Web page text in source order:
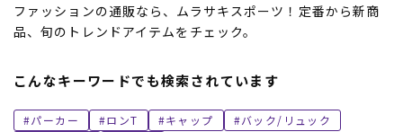
ファッションの通販なら、ムラサキスポーツ！定番から新商
品、旬のトレンドアイテムをチェック。
こんなキーワードでも検索されています
パーカー ロンT キャップ
バック/リュック